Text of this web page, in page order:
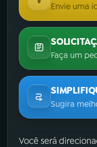
Envie uma
Faça um
Sugira
Você será